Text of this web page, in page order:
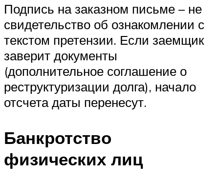
Подпись на заказном письме – не
свидетельство об ознакомлении с
текстом претензии. Если заемщик
заверит документы
(дополнительное соглашение о
реструктуризации долга), начало
отсчета даты перенесут.
Банкротство
физических лиц